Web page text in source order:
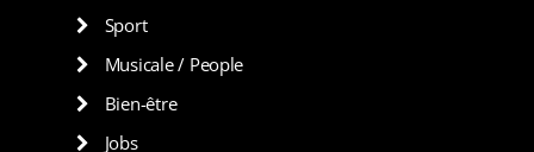
Sport
Musicale / People
Bien-être
Jobs